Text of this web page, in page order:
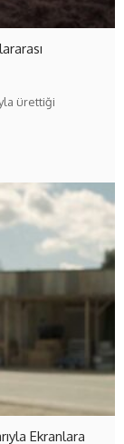
ürettiği
Ekranlara